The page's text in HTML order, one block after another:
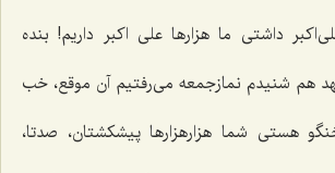
داشتی ما هزارها علی اكبر داریم! بنده
هم شنیدم نمازجمعه می‌رفتیم آن موقع، خب
هستی شما هزارهزارها پیشكشتان، صدتا،